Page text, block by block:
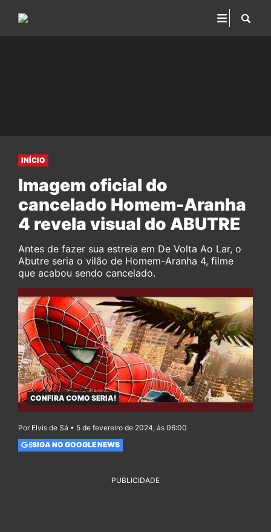
INÍCIO
Imagem oficial do
cancelado Homem-Aranha
4 revela visual do ABUTRE
Antes de fazer sua estreia em De Volta Ao Lar, o
Abutre seria o vilão de Homem-Aranha 4, filme
que acabou sendo cancelado.
CONFIRA COMO SERIA!
Por Elvis de Sá • 5 de fevereiro de 2024, às 06:00
SIGA NO GOOGLE NEWS
PUBLICIDADE